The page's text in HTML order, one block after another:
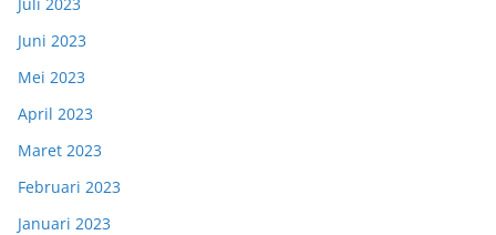
Juni 2023
Mei 2023
April 2023
Maret 2023
Februari 2023
Januari 2023